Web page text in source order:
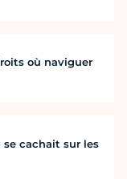
où naviguer
se cachait sur les